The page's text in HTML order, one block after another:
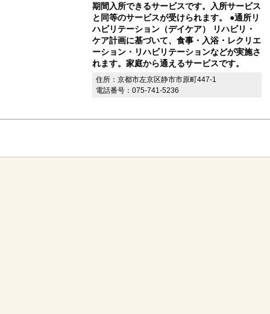
期間入所できるサービスです。入所サービス
と同等のサービスが受けられます。 ●通所リ
ハビリテーション（デイケア） リハビリ・
ケア計画に基づいて、食事・入浴・レクリエ
ーション・リハビリテーションなどが実施さ
れます。家庭から通えるサービスです。
住所：京都市左京区静市市原町447-1
電話番号：075-741-5236